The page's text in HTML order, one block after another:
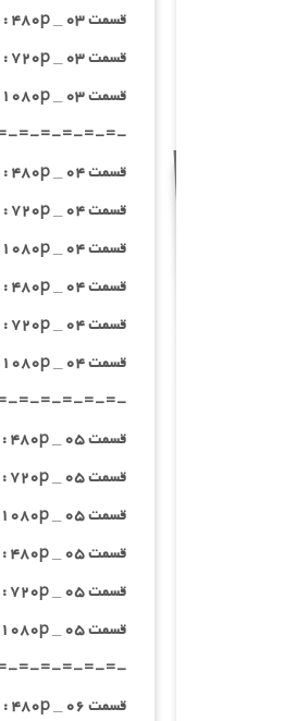
قسمت ۰۳ _ ۴۸۰p : | لینک مستقیم | هاردساب فارسی
قسمت ۰۳ _ ۷۲۰p : | لینک مستقیم | هاردساب فارسی
قسمت ۰۳ _ ۱۰۸۰p : | لینک مستقیم | هاردساب فارسی
=-=-=-=-=-
قسمت ۰۴ _ ۴۸۰p : | لینک مستقیم | دوبله فارسی
قسمت ۰۴ _ ۷۲۰p : | لینک مستقیم | دوبله فارسی
قسمت ۰۴ _ ۱۰۸۰p : | لینک مستقیم | دوبله فارسی
قسمت ۰۴ _ ۴۸۰p : | لینک مستقیم | هاردساب فارسی
قسمت ۰۴ _ ۷۲۰p : | لینک مستقیم | هاردساب فارسی
قسمت ۰۴ _ ۱۰۸۰p : | لینک مستقیم | هاردساب فارسی
=-=-=-=-=-
قسمت ۰۵ _ ۴۸۰p : | لینک مستقیم | دوبله فارسی
قسمت ۰۵ _ ۷۲۰p : | لینک مستقیم | دوبله فارسی
قسمت ۰۵ _ ۱۰۸۰p : | لینک مستقیم | دوبله فارسی
قسمت ۰۵ _ ۴۸۰p : | لینک مستقیم | هاردساب فارسی
قسمت ۰۵ _ ۷۲۰p : | لینک مستقیم | هاردساب فارسی
قسمت ۰۵ _ ۱۰۸۰p : | لینک مستقیم | هاردساب فارسی
=-=-=-=-=-
قسمت ۰۶ _ ۴۸۰p : | لینک مستقیم | دوبله فارسی